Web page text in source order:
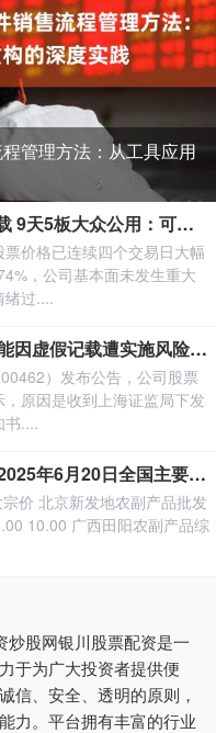
管理方法：从工具应用
淘配网配资APP下载 9天5板大众公用：可能存在市场情绪过热和非理性炒作的情形
价格已连续四个交易日大幅
，公司基本面未发生重大
绪过....
抓牛网配资 华铭智能因虚假记载遭实施风险警示 7月8日复牌变更为ST华铭
）发布公告，公司股票
原因是收到上海证监局下发
书....
佛山股票配资平台 2025年6月20日全国主要批发市场芒果(台农一号)价格行情
价 北京新发地农副产品批发
10.00 广西田阳农副产品综
炒股网银川股票配资是一
于为广大投资者提供便
信、安全、透明的原则，
力。平台拥有丰富的行业